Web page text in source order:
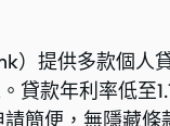
）提供多款個人
貸款年利率低至
簡便，無隱藏